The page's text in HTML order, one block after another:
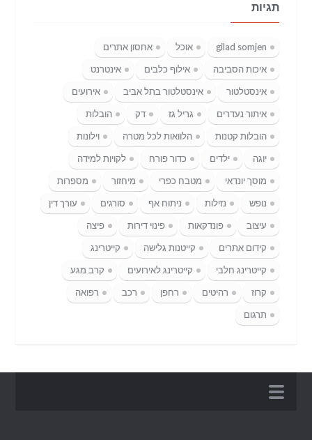
תגיות
gilad somjen אוכל
אחסון אתרים
איכות הסביבה
אילוף כלבים
אינטרנט
אינסטלטור
אינסטלטור בתל אביב
אירועים
איתור נעדרים
גריל גז דק
הובלות
הובלות קטנות
הלוואות לכל מטרה
וילונות
יוגה
ילדים כדור פורח
לקויות למידה
מוסך יונדאי
מטבח כפרי מיחזור
מספרות
נופש
נזילות ניתוח אף סורגים
עורך דין
עיצוב
פונדקאות פינוי דירות
פיצה
קידום אתרים
קייטנות גלישה
קייטרינג
קייטרינג חלבי
קייטרינג לאירועים
קרב מגע
קרוז
רהיטים רחפן רכב
רפואה
תרגום